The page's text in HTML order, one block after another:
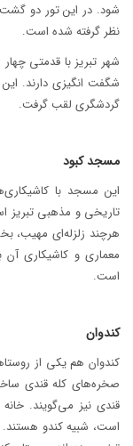
شود. در این تور دو گشت
نظر گرفته شده است.
شهر تبریز با قدمتی
گردشگری لقب گرفت.
مسجد کبود
این مسجد با
تاریخی و مذهبی
هرچند زلزله‌ای مهیب،
معماری و کاشیکاری آن
است.
کندوان
کندوان هم یکی از
صخره‌های کله قندی
قندی نیز می‌گویند.
است، شبیه کندو